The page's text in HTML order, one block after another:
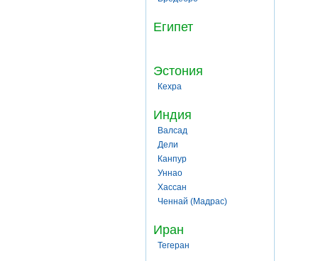
Египет
Эстония
Кехра
Индия
Валсад
Дели
Канпур
Уннао
Хассан
Ченнай (Мадрас)
Иран
Тегеран